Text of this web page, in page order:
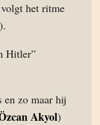
het ritme
).
Hitler”
en zo maar hij
Akyol)